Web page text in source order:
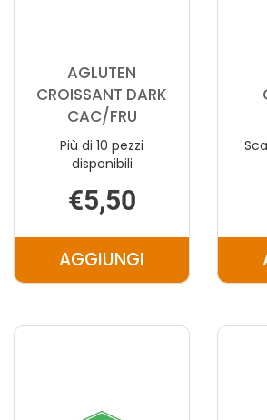
AGLUTEN
CROISSANT DARK
CAC/FRU
Più di 10 pezzi
disponibili
€5,50
AGGIUNGIAGGIUNGI
DARK